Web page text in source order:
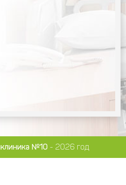
№10 - 2026 год